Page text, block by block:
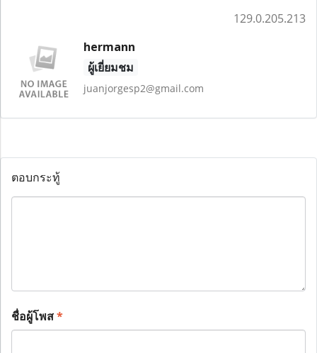
129.0.205.213
hermann
ผู้เยี่ยมชม
juanjorgesp2@gmail.com
ตอบกระทู้
ชื่อผู้โพส*